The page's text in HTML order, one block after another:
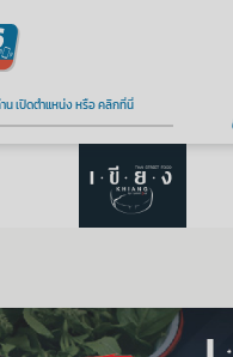
น เปิดตำแหน่ง หรือ คลิกที่นี่